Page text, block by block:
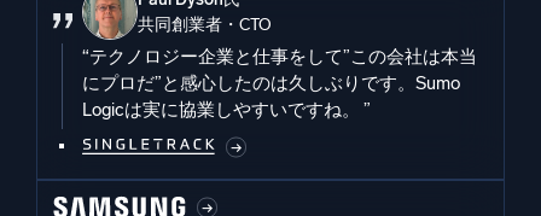
共同創業者・CTO
“テクノロジー企業と仕事をして”この会社は本当
にプロだ”と感心したのは久しぶりです。Sumo
Logicは実に協業しやすいですね。 ”